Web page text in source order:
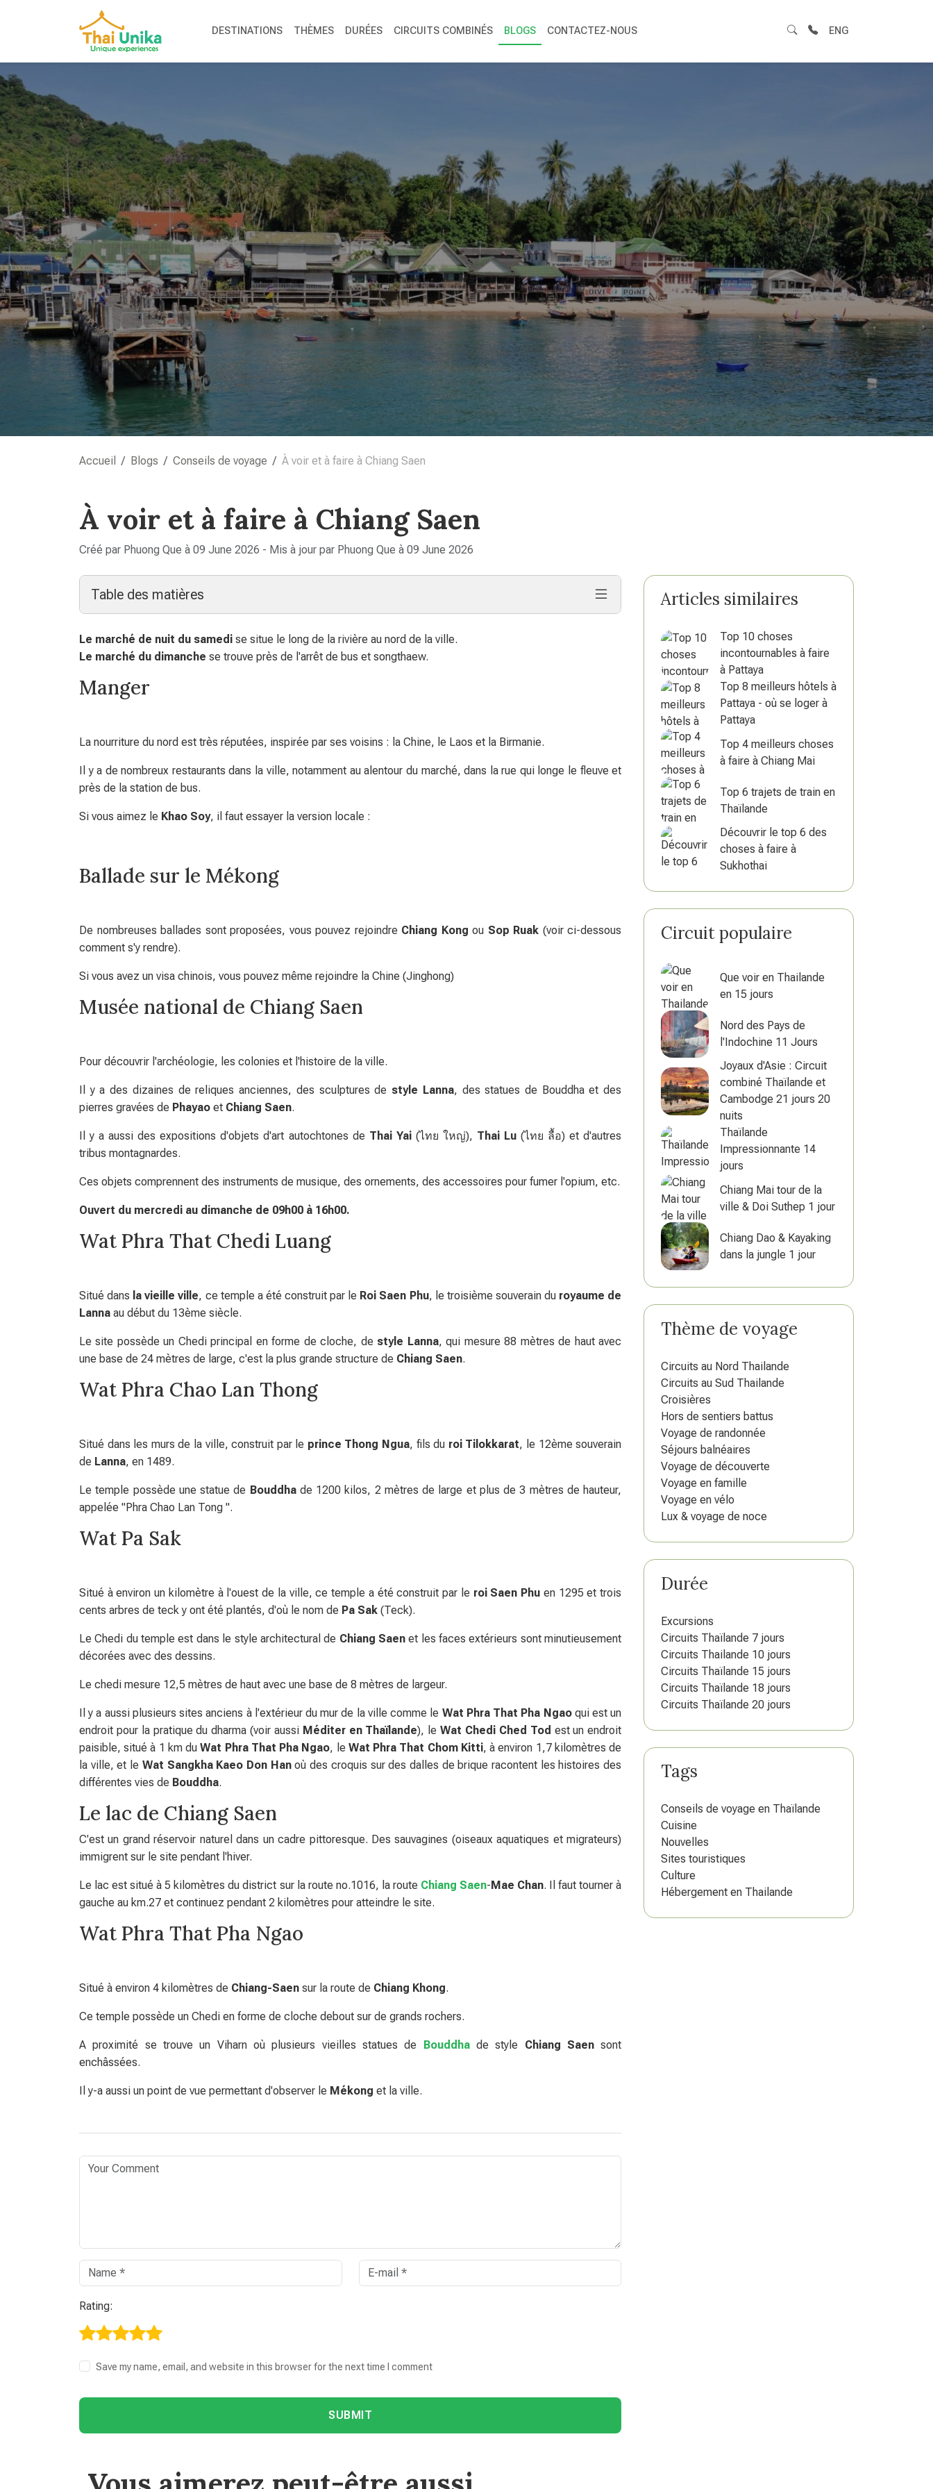
DESTINATIONS THÈMES DURÉES CIRCUITS COMBINÉS BLOGS CONTACTEZ-NOUS ENG
Accueil Blogs Conseils de voyage À voir et à faire à Chiang Saen
À voir et à faire à Chiang Saen
Créé par Phuong Que à 09 June 2026 - Mis à jour par Phuong Que à 09 June 2026
Table des matières
Le marché de nuit du samedi se situe le long de la rivière au nord de la ville.
Le marché du dimanche se trouve près de l'arrêt de bus et songthaew.
Manger
La nourriture du nord est très réputées, inspirée par ses voisins : la Chine, le Laos et la Birmanie.
Il y a de nombreux restaurants dans la ville, notamment au alentour du marché, dans la rue qui longe le fleuve et
près de la station de bus.
Si vous aimez le Khao Soy, il faut essayer la version locale :
Ballade sur le Mékong
De nombreuses ballades sont proposées, vous pouvez rejoindre Chiang Kong ou Sop Ruak (voir ci-dessous
comment s'y rendre).
Si vous avez un visa chinois, vous pouvez même rejoindre la Chine (Jinghong)
Musée national de Chiang Saen
Pour découvrir l'archéologie, les colonies et l'histoire de la ville.
Il y a des dizaines de reliques anciennes, des sculptures de style Lanna, des statues de Bouddha et des
pierres gravées de Phayao et Chiang Saen.
Il y a aussi des expositions d'objets d'art autochtones de Thai Yai(ไทย ใหญ่), Thai Lu(ไทย ลื้อ) et d'autres
tribus montagnardes.
Ces objets comprennent des instruments de musique, des ornements, des accessoires pour fumer l'opium, etc.
Ouvert du mercredi au dimanche de 09h00 à 16h00.
Wat Phra That Chedi Luang
Situé dans la vieille ville, ce temple a été construit par le Roi Saen Phu, le troisième souverain duroyaume de
Lanna au début du 13ème siècle.
Le site possède un Chedi principal en forme de cloche, de style Lanna, qui mesure 88 mètres de haut avec
une base de 24 mètres de large, c'est la plus grande structure de Chiang Saen.
Wat Phra Chao Lan Thong
Situé dans les murs de la ville, construit par le prince Thong Ngua, fils du roi Tilokkarat, le 12ème souverain
de Lanna, en 1489.
Le temple possède une statue de Bouddhade 1200 kilos, 2 mètres de large et plus de 3 mètres de hauteur,
appelée "Phra Chao Lan Tong ".
Wat Pa Sak
Situé à environ un kilomètre à l'ouest de la ville, ce temple a été construit par le roi Saen Phu en 1295 et trois
cents arbres de teck y ont été plantés, d'où le nom de Pa Sak (Teck).
Le Chedi du temple est dans le style architectural de Chiang Saen et les faces extérieurs sont minutieusement
décorées avec des dessins.
Le chedi mesure 12,5 mètres de haut avec une base de 8 mètres de largeur.
Il y a aussi plusieurs sites anciens à l'extérieur du mur de la ville comme le Wat Phra That Pha Ngaoqui est un
endroit pour la pratique du dharma (voir aussi Méditer en Thaïlande), leWat Chedi Ched Tod est un endroit
paisible, situé à 1 km duWat Phra That Pha Ngao, le Wat Phra That Chom Kitti, à environ 1,7 kilomètres de
la ville, et le Wat Sangkha Kaeo Don Hanoù des croquis sur des dalles de brique racontent les histoires des
différentes vies de Bouddha.
Le lac de Chiang Saen
C'est un grand réservoir naturel dans un cadre pittoresque. Des sauvagines (oiseaux aquatiques et migrateurs)
immigrent sur le site pendant l'hiver.
Le lac est situé à 5 kilomètres du district sur la route no.1016, la route Chiang Saen-Mae Chan. Il faut tourner à
gauche au km.27 et continuez pendant 2 kilomètres pour atteindre le site.
Wat Phra That Pha Ngao
Situé à environ 4 kilomètres de Chiang-Saen sur la route de Chiang Khong.
Ce temple possède un Chedi en forme de cloche debout sur de grands rochers.
A proximité se trouve un Viharn où plusieurs vieilles statues de Bouddhade style Chiang Saensont
enchâssées.
Il y-a aussi un point de vue permettant d'observer le Mékong et la ville.
Rating:
Save my name, email, and website in this browser for the next time I comment
SUBMIT
Articles similaires
Top 10 choses
incontournables à faire
à Pattaya
Top 8 meilleurs hôtels à
Pattaya - où se loger à
Pattaya
Top 4 meilleurs choses
à faire à Chiang Mai
Top 6 trajets de train en
Thaïlande
Découvrir le top 6 des
choses à faire à
Sukhothai
Circuit populaire
Que voir en Thailande
en 15 jours
Nord des Pays de
l'Indochine 11 Jours
Joyaux d'Asie : Circuit
combiné Thaïlande et
Cambodge 21 jours 20
nuits
Thaïlande
Impressionnante 14
jours
Chiang Mai tour de la
ville & Doi Suthep 1 jour
Chiang Dao & Kayaking
dans la jungle 1 jour
Thème de voyage
Circuits au Nord Thailande
Circuits au Sud Thailande
Croisières
Hors de sentiers battus
Voyage de randonnée
Séjours balnéaires
Voyage de découverte
Voyage en famille
Voyage en vélo
Lux & voyage de noce
Durée
Excursions
Circuits Thaïlande 7 jours
Circuits Thailande 10 jours
Circuits Thaïlande 15 jours
Circuits Thaïlande 18 jours
Circuits Thaïlande 20 jours
Tags
Conseils de voyage en Thaïlande
Cuisine
Nouvelles
Sites touristiques
Culture
Hébergement en Thailande